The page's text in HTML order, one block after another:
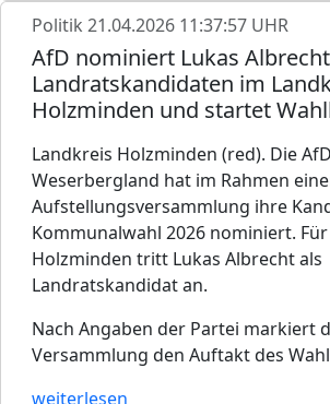
Politik 21.04.2026 11:37:57 UHR
AfD nominiert Lukas
Landratskandidaten im
Holzminden und startet
Landkreis Holzminden (red). Die
Weserbergland hat im Rahmen
Aufstellungsversammlung ihre
Kommunalwahl 2026 nominiert.
Holzminden tritt Lukas Albrecht als
Landratskandidat an.
Nach Angaben der Partei markiert
Versammlung den Auftakt des
weiterlesen